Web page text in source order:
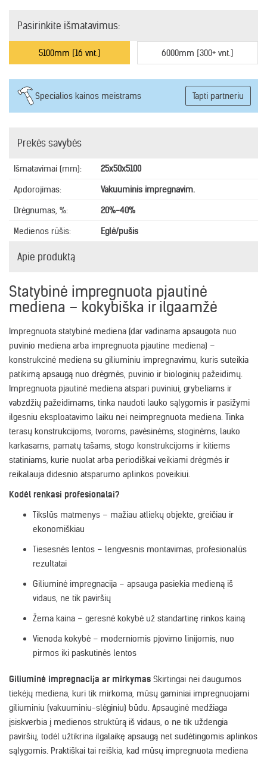
Pasirinkite išmatavimus:
5100mm [16 vnt.] 6000mm [300+ vnt.]
Specialios kainos meistrams Tapti partneriu
Prekės savybės
Išmatavimai (mm):
25x50x5100
Apdorojimas:
Vakuuminis impregnavim.
Drėgnumas, %:
20%-40%
Medienos rūšis:
Eglė/pušis
Apie produktą
Statybinė impregnuota pjautinė
mediena – kokybiška ir ilgaamžė
Impregnuota statybinė mediena (dar vadinama apsaugota nuo
puvinio mediena arba impregnuota pjautine mediena) –
konstrukcinė mediena su giliuminiu impregnavimu, kuris suteikia
patikimą apsaugą nuo drėgmės, puvinio ir biologinių pažeidimų.
Impregnuota pjautinė mediena atspari puviniui, grybeliams ir
vabzdžių pažeidimams, tinka naudoti lauko sąlygomis ir pasižymi
ilgesniu eksploatavimo laiku nei neimpregnuota mediena. Tinka
terasų konstrukcijoms, tvoroms, pavėsinėms, stoginėms, lauko
karkasams, pamatų tašams, stogo konstrukcijoms ir kitiems
statiniams, kurie nuolat arba periodiškai veikiami drėgmės ir
reikalauja didesnio atsparumo aplinkos poveikiui.
Kodėl renkasi profesionalai?
Tikslūs matmenys – mažiau atliekų objekte, greičiau ir
ekonomiškiau
Tiesesnės lentos – lengvesnis montavimas, profesionalūs
rezultatai
Giliuminė impregnacija – apsauga pasiekia medieną iš
vidaus, ne tik paviršių
Žema kaina – geresnė kokybė už standartinę rinkos kainą
Vienoda kokybė – moderniomis pjovimo linijomis, nuo
pirmos iki paskutinės lentos
Giliuminė impregnacija ar mirkymas Skirtingai nei daugumos
tiekėjų mediena, kuri tik mirkoma, mūsų gaminiai impregnuojami
giliuminiu (vakuuminiu-slėginiu) būdu. Apsauginė medžiaga
įsiskverbia į medienos struktūrą iš vidaus, o ne tik uždengia
paviršių, todėl užtikrina ilgalaikę apsaugą net sudėtingomis aplinkos
sąlygomis. Praktiškai tai reiškia, kad mūsų impregnuota mediena